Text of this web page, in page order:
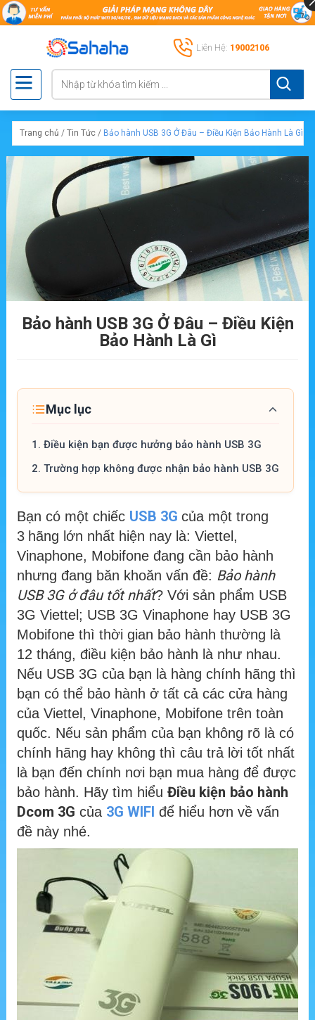
Liên Hệ: 19002106
Trang chủ / Tin Tức/ Bảo hành USB 3G Ở Đâu – Điều Kiện Bảo Hành Là Gì
Bảo hành USB 3G Ở Đâu – Điều Kiện
Bảo Hành Là Gì
Mục lục
1. Điều kiện bạn được hưởng bảo hành USB 3G
2. Trường hợp không được nhận bảo hành USB 3G
Bạn có một chiếc USB 3G của một trong
3 hãng lớn nhất hiện nay là: Viettel,
Vinaphone, Mobifone đang cần bảo hành
nhưng đang băn khoăn vấn đề: Bảo hành
USB 3G ở đâu tốt nhất? Với sản phẩm USB
3G Viettel; USB 3G Vinaphone hay USB 3G
Mobifone thì thời gian bảo hành thường là
12 tháng, điều kiện bảo hành là như nhau.
Nếu USB 3G của bạn là hàng chính hãng thì
bạn có thể bảo hành ở tất cả các cửa hàng
của Viettel, Vinaphone, Mobifone trên toàn
quốc. Nếu sản phẩm của bạn không rõ là có
chính hãng hay không thì câu trả lời tốt nhất
là bạn đến chính nơi bạn mua hàng để được
bảo hành. Hãy tìm hiểu Điều kiện bảo hành
Dcom 3G của 3G WIFI để hiểu hơn về vấn
đề này nhé.